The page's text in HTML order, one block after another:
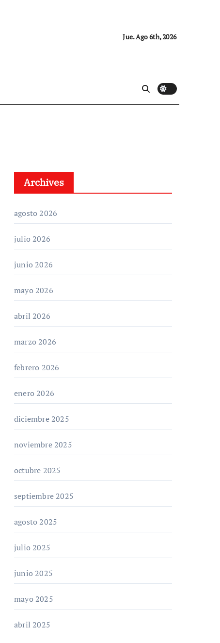
Jue. Ago 6th, 2026
Archives
agosto 2026
julio 2026
junio 2026
mayo 2026
abril 2026
marzo 2026
febrero 2026
enero 2026
diciembre 2025
noviembre 2025
octubre 2025
septiembre 2025
agosto 2025
julio 2025
junio 2025
mayo 2025
abril 2025